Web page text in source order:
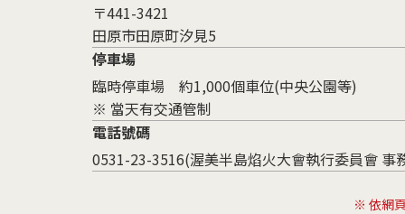
〒441-3421
田原市田原町汐見5
停車場
臨時停車場 約1,000個車位(中央公園等)
※ 當天有交通管制
電話號碼
0531-23-3516(渥美半島焰火大會執行委員會 事
※ 依網